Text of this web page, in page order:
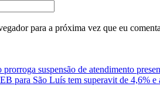
para a próxima vez que eu
suspensão de atendimento
para São Luís tem superavit de 4,6% e